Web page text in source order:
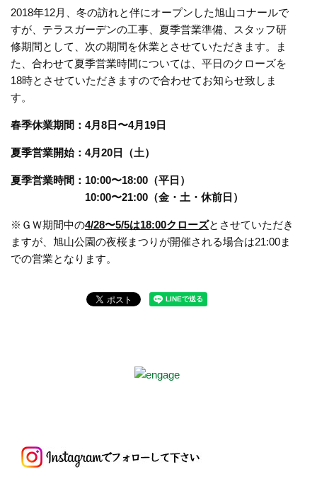
2018年12月、冬の訪れと伴にオープンした旭山コナールで
すが、テラスガーデンの工事、夏季営業準備、スタッフ研
修期間として、次の期間を休業とさせていただきます。ま
た、合わせて夏季営業時間については、平日のクローズを
18時とさせていただきますので合わせてお知らせ致しま
す。
春季休業期間：4月8日〜4月19日
夏季営業開始：4月20日（土）
夏季営業時間：10:00〜18:00（平日）
10:00〜21:00（金・土・休前日）
※ＧＷ期間中の4/28〜5/5は18:00クローズとさせていただき
ますが、旭山公園の夜桜まつりが開催される場合は21:00ま
での営業となります。